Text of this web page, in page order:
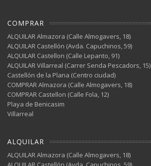
COMPRAR
ALQUILAR Almazora (Calle Almogavers, 18)
ALQUILAR Castellón (Avda. Capuchinos, 59)
ALQUILAR Castellon (Calle Lepanto, 91)
ALQUILAR Villarreal (Carrer Senda Pescadors, 15)
Castellón de la Plana (Centro ciudad)
COMPRAR Almazora (Calle Almogavers, 18)
COMPRAR Castellon (Calle Fola, 12)
Playa de Benicasim
Villarreal
ALQUILAR
ALQUILAR Almazora (Calle Almogavers, 18)